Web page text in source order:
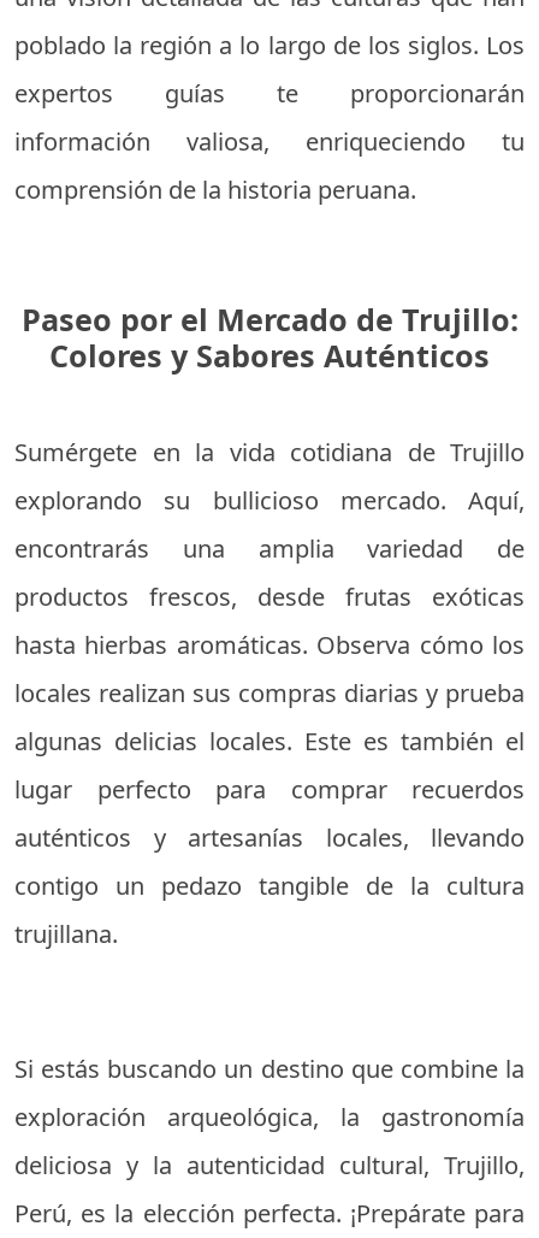
poblado la región a lo largo de los siglos. Los
expertos guías te proporcionarán
información valiosa, enriqueciendo tu
comprensión de la historia peruana.
Paseo por el Mercado de Trujillo:
Colores y Sabores Auténticos
Sumérgete en la vida cotidiana de Trujillo
explorando su bullicioso mercado. Aquí,
encontrarás una amplia variedad de
productos frescos, desde frutas exóticas
hasta hierbas aromáticas. Observa cómo los
locales realizan sus compras diarias y prueba
algunas delicias locales. Este es también el
lugar perfecto para comprar recuerdos
auténticos y artesanías locales, llevando
contigo un pedazo tangible de la cultura
trujillana.
Si estás buscando un destino que combine la
exploración arqueológica, la gastronomía
deliciosa y la autenticidad cultural, Trujillo,
Perú, es la elección perfecta. ¡Prepárate para